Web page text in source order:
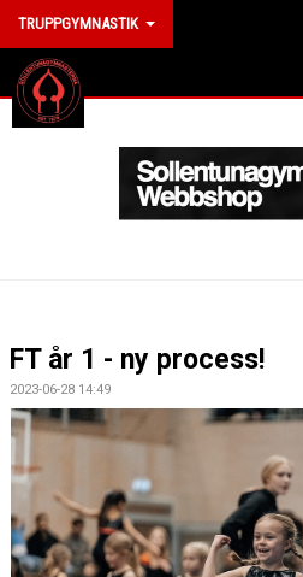
TRUPPGYMNASTIK
HEM
VÅRA TRUPPGRUPPER
KONTAKT
FT år 1 - ny process!
2023-06-28 14:49